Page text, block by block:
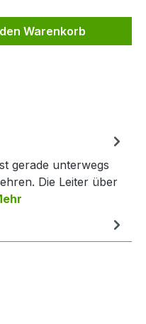
Warenkorb
gerade unterwegs
Die Leiter über